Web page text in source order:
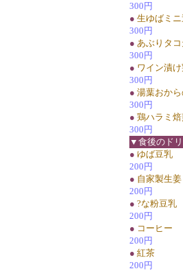
300円
● 生ゆばミ
300円
● あぶりタ
300円
● ワイン漬
300円
● 湯葉おか
300円
● 鶏ハラミ
300円
▼食後のド
● ゆば豆乳
200円
● 自家製生
200円
● ?な粉豆乳
200円
● コーヒー
200円
● 紅茶
200円